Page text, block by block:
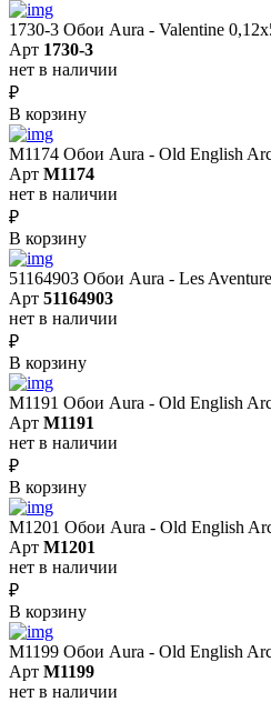
1730-3 Обои Aura - Valentine
Арт 1730-3
нет в наличии
₽
В корзину
M1174 Обои Aura - Old English
Арт M1174
нет в наличии
₽
В корзину
51164903 Обои Aura - Les
Арт 51164903
нет в наличии
₽
В корзину
M1191 Обои Aura - Old English
Арт M1191
нет в наличии
₽
В корзину
M1201 Обои Aura - Old English
Арт M1201
нет в наличии
₽
В корзину
M1199 Обои Aura - Old English
Арт M1199
нет в наличии